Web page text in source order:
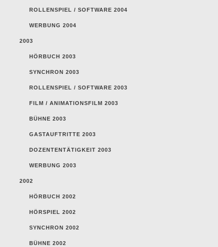
ROLLENSPIEL / SOFTWARE 2004
WERBUNG 2004
2003
HÖRBUCH 2003
SYNCHRON 2003
ROLLENSPIEL / SOFTWARE 2003
FILM / ANIMATIONSFILM 2003
BÜHNE 2003
GASTAUFTRITTE 2003
DOZENTENTÄTIGKEIT 2003
WERBUNG 2003
2002
HÖRBUCH 2002
HÖRSPIEL 2002
SYNCHRON 2002
BÜHNE 2002